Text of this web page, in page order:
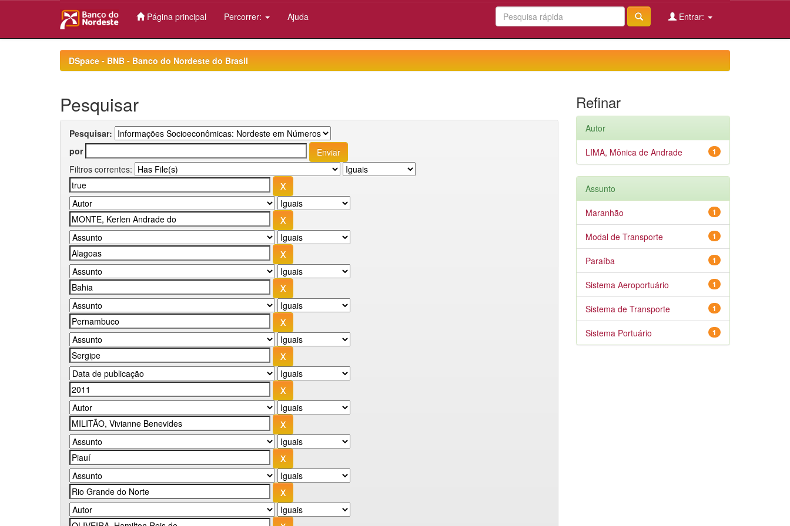
Página principal Percorrer: Ajuda Entrar:
DSpace - BNB - Banco do Nordeste do Brasil
Pesquisar
Pesquisar:
por
Filtros correntes:
Refinar
Autor
1
LIMA, Mônica de Andrade
Assunto
1
Maranhão
1
Modal de Transporte
1
Paraíba
1
Sistema Aeroportuário
1
Sistema de Transporte
1
Sistema Portuário